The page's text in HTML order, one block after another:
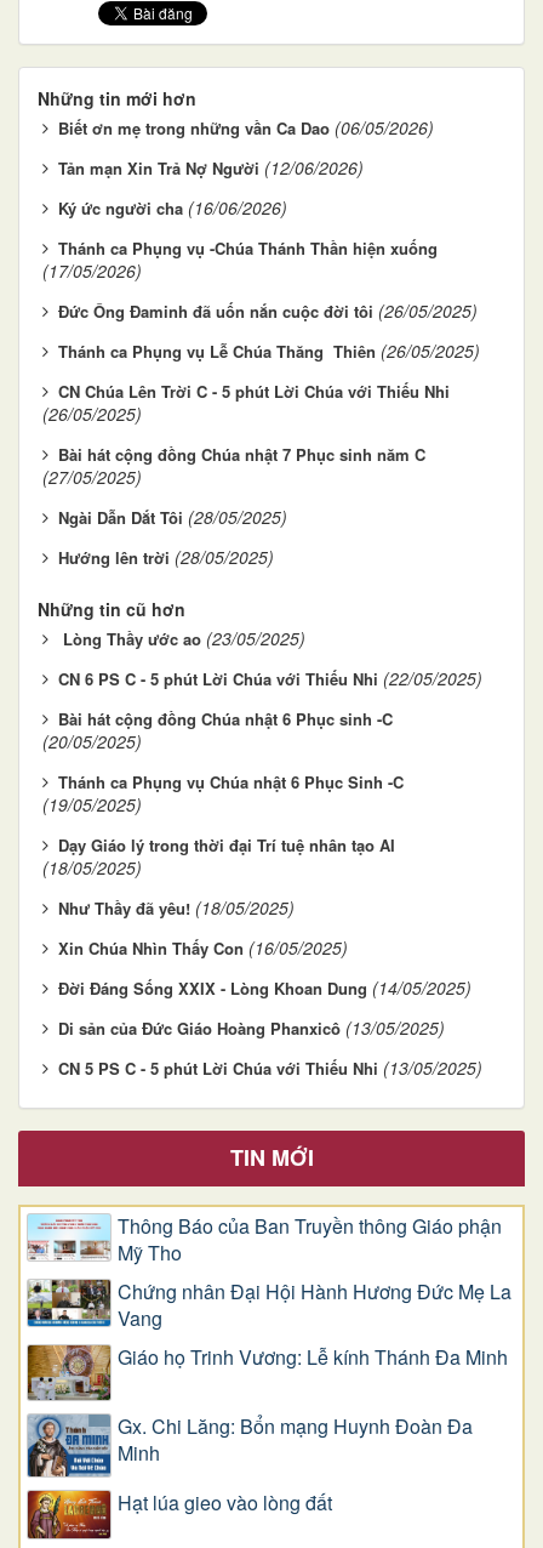
Những tin mới hơn
Biết ơn mẹ trong những vần Ca Dao (06/05/2026)
Tản mạn Xin Trả Nợ Người (12/06/2026)
Ký ức người cha (16/06/2026)
Thánh ca Phụng vụ -Chúa Thánh Thần hiện xuống
(17/05/2026)
Đức Ông Đaminh đã uốn nắn cuộc đời tôi (26/05/2025)
Thánh ca Phụng vụ Lễ Chúa Thăng Thiên (26/05/2025)
CN Chúa Lên Trời C - 5 phút Lời Chúa với Thiếu Nhi
(26/05/2025)
Bài hát cộng đồng Chúa nhật 7 Phục sinh năm C
(27/05/2025)
Ngài Dẫn Dắt Tôi (28/05/2025)
Hướng lên trời (28/05/2025)
Những tin cũ hơn
Lòng Thầy ước ao (23/05/2025)
CN 6 PS C - 5 phút Lời Chúa với Thiếu Nhi (22/05/2025)
Bài hát cộng đồng Chúa nhật 6 Phục sinh -C
(20/05/2025)
Thánh ca Phụng vụ Chúa nhật 6 Phục Sinh -C
(19/05/2025)
Dạy Giáo lý trong thời đại Trí tuệ nhân tạo AI
(18/05/2025)
Như Thầy đã yêu! (18/05/2025)
Xin Chúa Nhìn Thấy Con (16/05/2025)
Đời Đáng Sống XXIX - Lòng Khoan Dung (14/05/2025)
Di sản của Đức Giáo Hoàng Phanxicô (13/05/2025)
CN 5 PS C - 5 phút Lời Chúa với Thiếu Nhi (13/05/2025)
TIN MỚI
Thông Báo của Ban Truyền thông Giáo phận
Mỹ Tho
Chứng nhân Đại Hội Hành Hương Đức Mẹ La
Vang
Giáo họ Trinh Vương: Lễ kính Thánh Đa Minh
Gx. Chi Lăng: Bổn mạng Huynh Đoàn Đa
Minh
Hạt lúa gieo vào lòng đất